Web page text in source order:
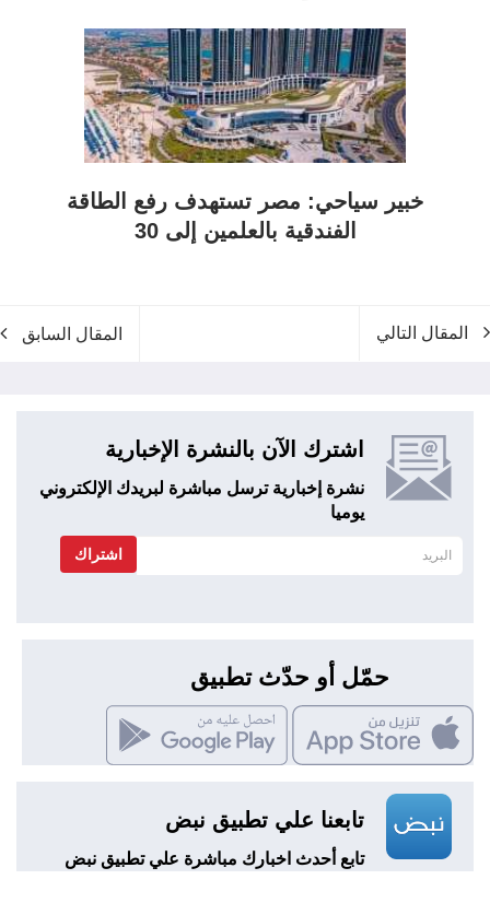
خبير سياحي: مصر تستهدف رفع الطاقة
الفندقية بالعلمين إلى 30
المقال التالي المقال السابق
اشترك الآن بالنشرة الإخبارية
نشرة إخبارية ترسل مباشرة لبريدك الإلكتروني
يوميا
اشتراك
حمّل أو حدّث تطبيق
تابعنا علي تطبيق نبض
تابع أحدث اخبارك مباشرة علي تطبيق نبض